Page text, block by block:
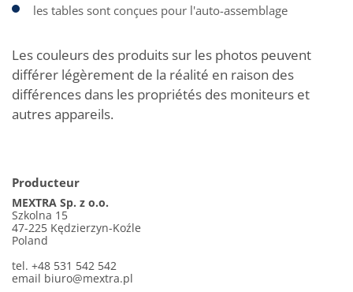
les tables sont conçues pour l'auto-assemblage
Les couleurs des produits sur les photos peuvent
différer légèrement de la réalité en raison des
différences dans les propriétés des moniteurs et
autres appareils.
Producteur
MEXTRA Sp. z o.o.
Szkolna 15
47-225 Kędzierzyn-Koźle
Poland
tel. +48 531 542 542
email biuro@mextra.pl